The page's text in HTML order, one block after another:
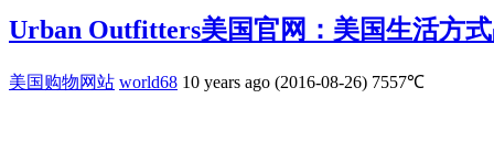
Urban Outfitters美国官网：美国生活方
美国购物网站 world68 10 years ago (2016-08-26) 7557℃